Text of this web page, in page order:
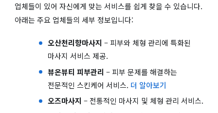
업체들이 있어 자신에게 맞는 서비스를 쉽게 찾을 수 있습니다.
아래는 주요 업체들의 세부 정보입니다:
오산천리향마사지 – 피부와 체형 관리에 특화된
마사지 서비스 제공.
뷰온뷰티 피부관리 – 피부 문제를 해결하는
전문적인 스킨케어 서비스. 더 알아보기
오즈마사지 – 전통적인 마사지 및 체형 관리 서비스.